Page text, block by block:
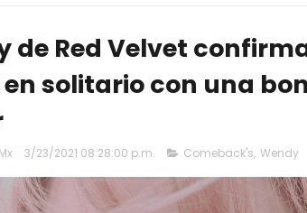
de Red Velvet
solitario con una
3/23/2021 08:28:00 p.m. Comeback's, Wendy